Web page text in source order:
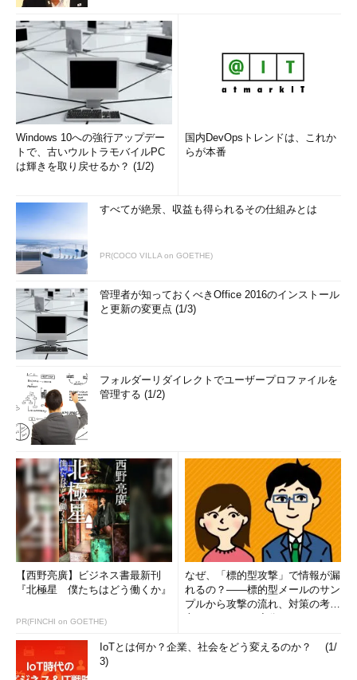
画面3 重要度を変えてシステムログにメッセージを追記し
たところ
目次に戻る
筆者紹介
西村 めぐみ（にしむら めぐみ）
トハウスに勤務し生産管理のパッケージソフトウェアの開発お
よびサポート業務を担当、その後ライターになる。著書に『図
解でわかるLinux』『らぶらぶLinuxシリーズ』『Accessではじ
めるデータベース超入門［改訂2版］』『macOSコマンド入
の教材作成およびeラーニング指導を担当。会社などの"PCヘル
パー"やピンポイント研修なども行っている。
Windows 10への強行アップデー
トで、古いウルトラモバイルPC
は輝きを取り戻せるか？ (1/2)
国内DevOpsトレンドは、これか
らが本番
すべてが絶景、収益も得られるその仕組みとは
PR(COCO VILLA on GOETHE)
管理者が知っておくべきOffice 2016のインストール
と更新の変更点 (1/3)
フォルダーリダイレクトでユーザープロファイルを
管理する (1/2)
【西野亮廣】ビジネス書最新刊
『北極星 僕たちはどう働くか』
PR(FINCHI on GOETHE)
なぜ、「標的型攻撃」で情報が漏
れるの？――標的型メールのサン
プルから攻撃の流れ、対策の考え
IoTとは何か？企業、社会をどう変えるのか？ (1/
3)